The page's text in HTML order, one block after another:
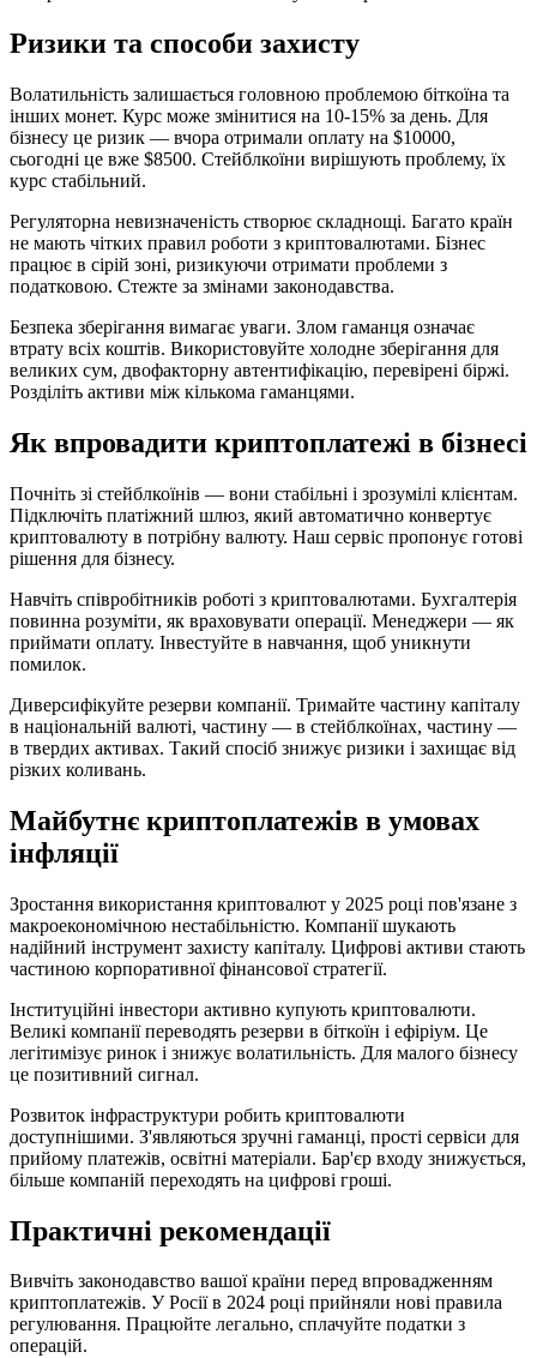
Ризики та способи захисту
Волатильність залишається головною проблемою біткоїна та
інших монет. Курс може змінитися на 10-15% за день. Для
бізнесу це ризик — вчора отримали оплату на $10000,
сьогодні це вже $8500. Стейблкоїни вирішують проблему, їх
курс стабільний.
Регуляторна невизначеність створює складнощі. Багато країн
не мають чітких правил роботи з криптовалютами. Бізнес
працює в сірій зоні, ризикуючи отримати проблеми з
податковою. Стежте за змінами законодавства.
Безпека зберігання вимагає уваги. Злом гаманця означає
втрату всіх коштів. Використовуйте холодне зберігання для
великих сум, двофакторну автентифікацію, перевірені біржі.
Розділіть активи між кількома гаманцями.
Як впровадити криптоплатежі в бізнесі
Почніть зі стейблкоїнів — вони стабільні і зрозумілі клієнтам.
Підключіть платіжний шлюз, який автоматично конвертує
криптовалюту в потрібну валюту. Наш сервіс пропонує готові
рішення для бізнесу.
Навчіть співробітників роботі з криптовалютами. Бухгалтерія
повинна розуміти, як враховувати операції. Менеджери — як
приймати оплату. Інвестуйте в навчання, щоб уникнути
помилок.
Диверсифікуйте резерви компанії. Тримайте частину капіталу
в національній валюті, частину — в стейблкоїнах, частину —
в твердих активах. Такий спосіб знижує ризики і захищає від
різких коливань.
Майбутнє криптоплатежів в умовах
інфляції
Зростання використання криптовалют у 2025 році пов'язане з
макроекономічною нестабільністю. Компанії шукають
надійний інструмент захисту капіталу. Цифрові активи стають
частиною корпоративної фінансової стратегії.
Інституційні інвестори активно купують криптовалюти.
Великі компанії переводять резерви в біткоїн і ефіріум. Це
легітимізує ринок і знижує волатильність. Для малого бізнесу
це позитивний сигнал.
Розвиток інфраструктури робить криптовалюти
доступнішими. З'являються зручні гаманці, прості сервіси для
прийому платежів, освітні матеріали. Бар'єр входу знижується,
більше компаній переходять на цифрові гроші.
Практичні рекомендації
Вивчіть законодавство вашої країни перед впровадженням
криптоплатежів. У Росії в 2024 році прийняли нові правила
регулювання. Працюйте легально, сплачуйте податки з
операцій.